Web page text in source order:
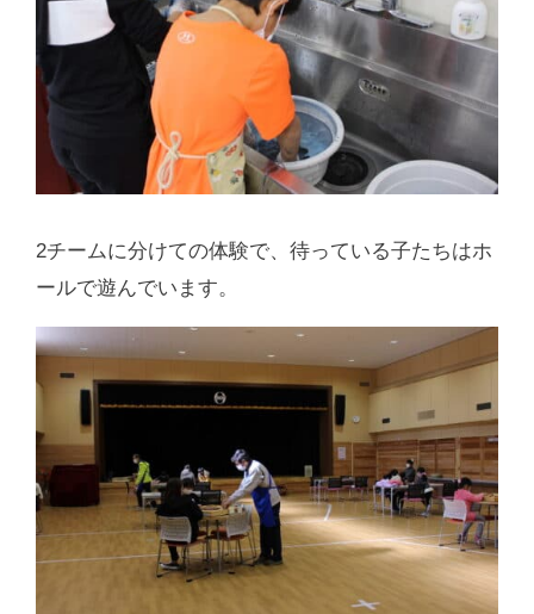
2チームに分けての体験で、待っている子たちはホ
ールで遊んでいます。